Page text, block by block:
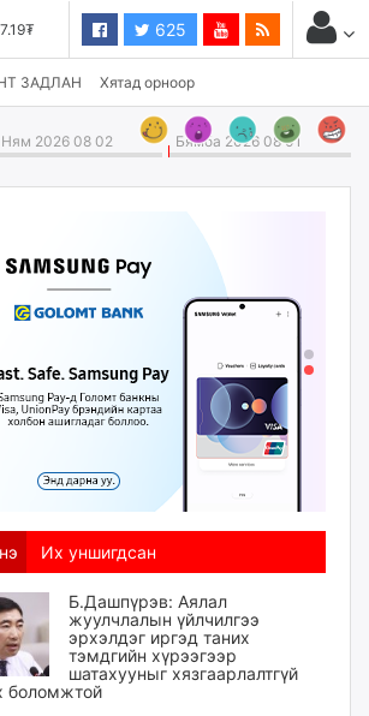
625
ЗАДЛАН Хятад орноор
2026 08 02 Бямба 2026 08 01
Их уншигдсан
Б.Дашпүрэв: Аялал
жуулчлалын үйлчилгээ
эрхэлдэг иргэд таних
тэмдгийн хүрээгээр
шатахууныг хязгаарлалтгүй
боломжтой